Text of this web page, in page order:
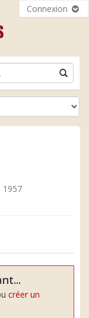
Connexion
1957
créer un